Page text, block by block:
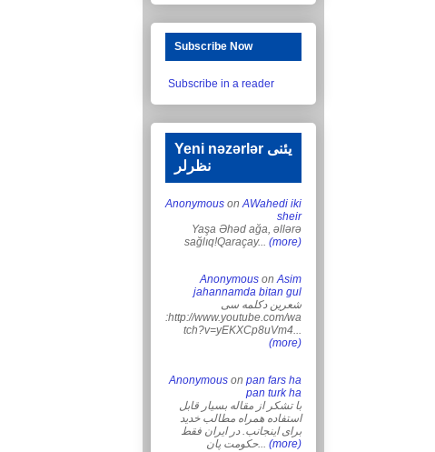
Subscribe Now
Subscribe in a reader
Yeni nəzərlər یئنی
نظرلر
Anonymous onAWahedi iki
sheir
Yaşa Əhəd ağa, əllərə
sağlıq!Qaraçay... (more)
Anonymous onAsim
jahannamda bitan gul
شعرین دکلمه سی
:http://www.youtube.com/wa
tch?v=yEKXCp8uVm4...
(more)
Anonymous on pan fars ha
pan turk ha
با تشکر از مقاله بسیار قابل
استفاده همراه مطالب خدید
برای اینجانب. در ایران فقط
حکومت پان... (more)